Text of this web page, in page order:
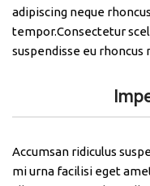
adipiscing neque
tempor.Consectetur
suspendisse eu rhoncus
Accumsan ridiculus
mi urna facilisi eget